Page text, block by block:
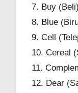
7. Buy
8. Blue
9. Cell
10. Cereal
11.
12. Dear